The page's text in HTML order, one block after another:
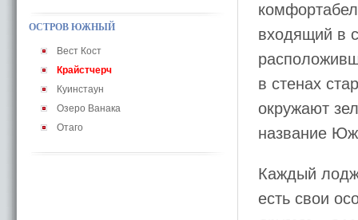
ОСТРОВ ЮЖНЫЙ
Вест Кост
Крайстчерч
Куинстаун
Озеро Ванака
Отаго
входящий в
в стенах
окружают
название
Каждый
есть свои